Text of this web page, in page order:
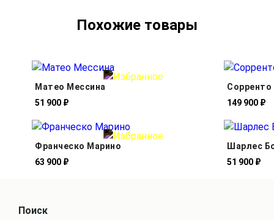
Похожие товары
Матео Мессина
51 900 ₽
Сорренто
149 900 ₽
Франческо Марино
63 900 ₽
Шарлес
51 900 ₽
Поиск